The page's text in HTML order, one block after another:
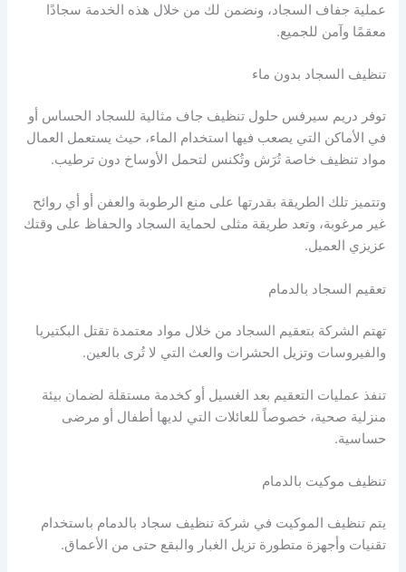
عملية جفاف السجاد، ونضمن لك من خلال هذه الخدمة سجادًا
معقمًا وآمن للجميع.
تنظيف السجاد بدون ماء
توفر دريم سيرفس حلول تنظيف جاف مثالية للسجاد الحساس أو
في الأماكن التي يصعب فيها استخدام الماء، حيث يستعمل العمال
مواد تنظيف خاصة تُرَش وتُكنس لتحمل الأوساخ دون ترطيب.
وتتميز تلك الطريقة بقدرتها على منع الرطوبة والعفن أو أي روائح
غير مرغوبة، وتعد طريقة مثلى لحماية السجاد والحفاظ على وقتك
عزيزي العميل.
تعقيم السجاد بالدمام
تهتم الشركة بتعقيم السجاد من خلال مواد معتمدة تقتل البكتيريا
والفيروسات وتزيل الحشرات والعث التي لا تُرى بالعين.
تنفذ عمليات التعقيم بعد الغسيل أو كخدمة مستقلة لضمان بيئة
منزلية صحية، خصوصاً للعائلات التي لديها أطفال أو مرضى
حساسية.
تنظيف موكيت بالدمام
يتم تنظيف الموكيت في شركة تنظيف سجاد بالدمام باستخدام
تقنيات وأجهزة متطورة تزيل الغبار والبقع حتى من الأعماق.